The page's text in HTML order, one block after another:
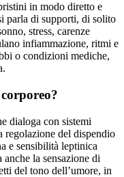
in modo diretto e
parla di supporti, di solito
stress, carenze
infiammazione, ritmi e
o condizioni mediche,
dialoga con sistemi
del dispendio
e sensibilità leptinica
la sensazione di
del tono dell’umore, in